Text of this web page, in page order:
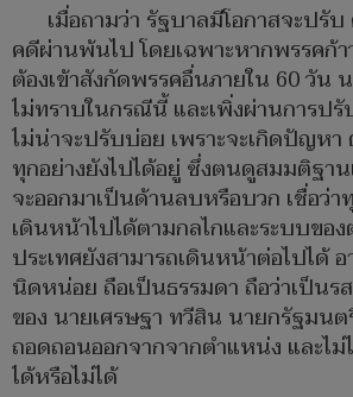
เมื่อถามว่า รัฐบาลมีโอกาสจะปรั
คดีผ่านพ้นไป โดยเฉพาะหากพรรคก้
ต้องเข้าสังกัดพรรคอื่นภายใน 60 วัน
ไม่ทราบในกรณีนี้ และเพิ่งผ่านการปรั
ไม่น่าจะปรับบ่อย เพราะจะเกิดปัญห
ทุกอย่างยังไปได้อยู่ ซึ่งตนดูสมมติฐา
จะออกมาเป็นด้านลบหรือบวก เชื่อว่า
เดินหน้าไปได้ตามกลไกและระบบของ
ประเทศยังสามารถเดินหน้าต่อไปได้
นิดหน่อย ถือเป็นธรรมดา ถือว่าเป็นร
ของ นายเศรษฐา ทวีสิน นายกรัฐมน
ถอดถอนออกจากจากตำแหน่ง และไม่
ได้หรือไม่ได้